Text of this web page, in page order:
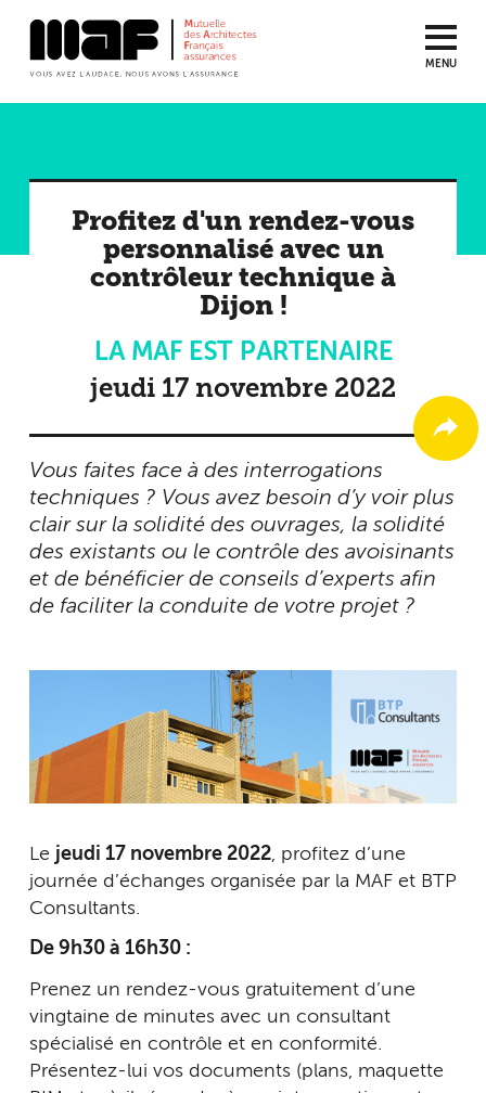
MENU
Profitez d'un rendez-vous
personnalisé avec un
contrôleur technique à
Dijon !
LA MAF EST PARTENAIRE
jeudi 17 novembre 2022
Vous faites face à des interrogations
techniques ? Vous avez besoin d’y voir plus
clair sur la solidité des ouvrages, la solidité
des existants ou le contrôle des avoisinants
et de bénéficier de conseils d’experts afin
de faciliter la conduite de votre projet ?
Le jeudi 17 novembre 2022 , profitez d’une
journée d’échanges organisée par la MAF et BTP
Consultants.
De 9h30 à 16h30 :
Prenez un rendez-vous gratuitement d’une
vingtaine de minutes avec un consultant
spécialisé en contrôle et en conformité.
Présentez-lui vos documents (plans, maquette